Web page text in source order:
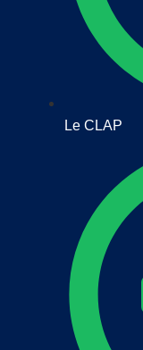
Le CLAP